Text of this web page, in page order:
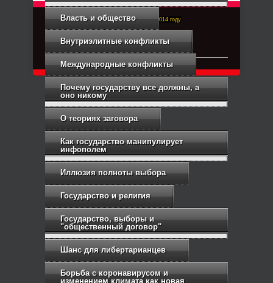
Власть и общество
Внутриэлитные конфликты
Международные конфликты
Почему государству все должны, а
оно никому
О теориях заговора
Как государство манипулирует
инфополем
Иллюзия полноты выбора
Государство и религия
Государство, выборы и
"общественный договор"
Шанс для либертарианцев
Борьба с коронавирусом и
изменением климата как новая
Right-Dexter-ПРАВЫЙ ФРОНТ. Основан в 2014 году.
Связь с администрацией